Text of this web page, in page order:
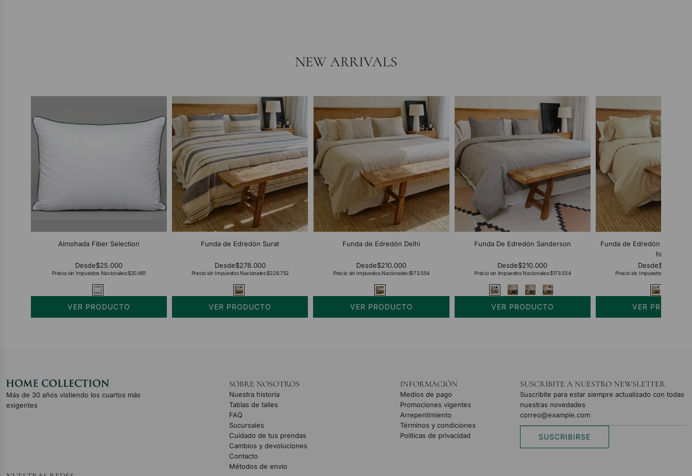
NEW ARRIVALS
Almohada Fiber Selection
Desde$25.000
Precio sin Impuestos Nacionales:$20.661
VER PRODUCTO
Funda de Edredón Surat
Desde$278.000
Precio sin Impuestos Nacionales:$229.752
VER PRODUCTO
Funda de Edredón Delhi
Desde$210.000
Precio sin Impuestos Nacionales:$173.554
VER PRODUCTO
Funda De Edredón Sanderson
Desde$210.000
Precio sin Impuestos Nacionales:$173.554
VER PRODUCTO
Funda de Edredón Bamboo
hilos
Desde$254.000
Precio sin Impuestos Nacionales:
VER
Más de 30 años vistiendo los cuartos más
exigentes
SOBRE NOSOTROS
Nuestra historia
Tablas de talles
FAQ
Sucursales
Cuidado de tus prendas
Cambios y devoluciones
Contacto
Métodos de envío
INFORMACIÓN
Medios de pago
Promociones vigentes
Arrepentimiento
Términos y condiciones
Políticas de privacidad
SUSCRIBITE A NUESTRO NEWSLETTER
Suscribite para estar siempre actualizado con todas
nuestras novedades
SUSCRIBIRSE